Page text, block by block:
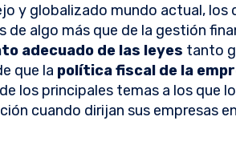
y globalizado mundo actual, los
de algo más que de la gestión
adecuado de las leyes tanto
que la política fiscal de la
los principales temas a los que
cuando dirijan sus empresas